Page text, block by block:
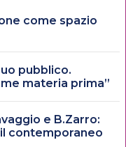
come spazio
pubblico.
materia prima”
e B.Zarro:
contemporaneo